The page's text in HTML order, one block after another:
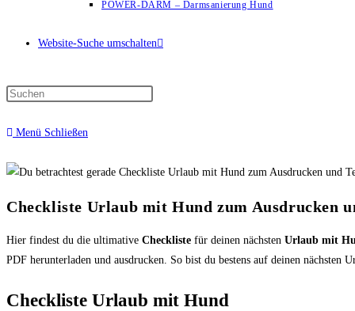
POWER-DARM – Darmsanierung Hund
Website-Suche umschalten
Menü Schließen
Checkliste Urlaub mit Hund zum Ausdrucken
Hier findest du die ultimative Checkliste für deinen nächsten Urlaub mit
PDF herunterladen und ausdrucken. So bist du bestens auf deinen nächsten
Checkliste Urlaub mit Hund